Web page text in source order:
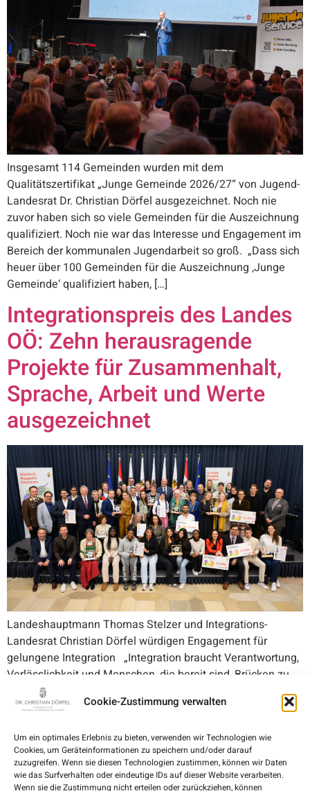
Cookie-Zustimmung verwalten
Um ein optimales Erlebnis zu bieten, verwenden wir Technologien wie
Cookies, um Geräteinformationen zu speichern und/oder darauf
zuzugreifen. Wenn sie diesen Technologien zustimmen, können wir Daten
wie das Surfverhalten oder eindeutige IDs auf dieser Website verarbeiten.
Wenn sie die Zustimmung nicht erteilen oder zurückziehen, können
Insgesamt 114 Gemeinden wurden mit dem
Qualitätszertifikat „Junge Gemeinde 2026/27“ von Jugend-
Landesrat Dr. Christian Dörfel ausgezeichnet. Noch nie
zuvor haben sich so viele Gemeinden für die Auszeichnung
qualifiziert. Noch nie war das Interesse und Engagement im
Bereich der kommunalen Jugendarbeit so groß. „Dass sich
heuer über 100 Gemeinden für die Auszeichnung ‚Junge
Gemeinde‘ qualifiziert haben, […]
Integrationspreis des Landes
OÖ: Zehn herausragende
Projekte für Zusammenhalt,
Sprache, Arbeit und Werte
ausgezeichnet
Landeshauptmann Thomas Stelzer und Integrations-
Landesrat Christian Dörfel würdigen Engagement für
gelungene Integration „Integration braucht Verantwortung,
Verlässlichkeit und Menschen, die bereit sind, Brücken zu
bauen. Viele zeigen das tagtäglich, im Beruf, in der
Gemeinde und ganz besonders im Ehrenamt. Dort findet
praxisnah und getragen von großem persönlichem Einsatz.
Die […]